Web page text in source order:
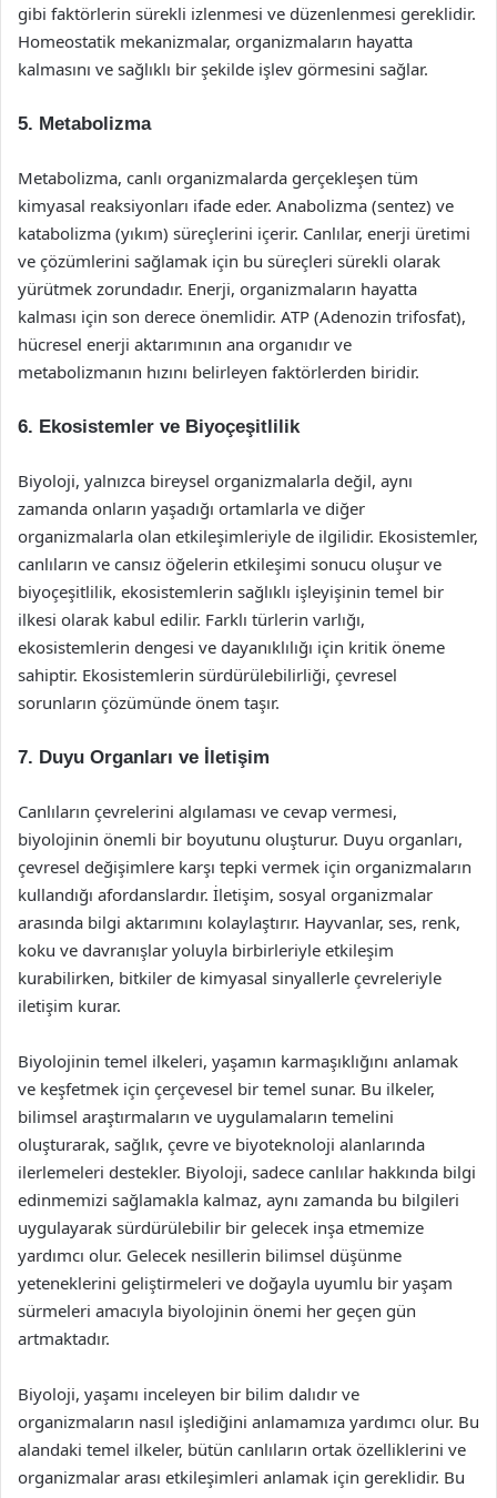
gibi faktörlerin sürekli izlenmesi ve düzenlenmesi gereklidir.
Homeostatik mekanizmalar, organizmaların hayatta
kalmasını ve sağlıklı bir şekilde işlev görmesini sağlar.
5. Metabolizma
Metabolizma, canlı organizmalarda gerçekleşen tüm
kimyasal reaksiyonları ifade eder. Anabolizma (sentez) ve
katabolizma (yıkım) süreçlerini içerir. Canlılar, enerji üretimi
ve çözümlerini sağlamak için bu süreçleri sürekli olarak
yürütmek zorundadır. Enerji, organizmaların hayatta
kalması için son derece önemlidir. ATP (Adenozin trifosfat),
hücresel enerji aktarımının ana organıdır ve
metabolizmanın hızını belirleyen faktörlerden biridir.
6. Ekosistemler ve Biyoçeşitlilik
Biyoloji, yalnızca bireysel organizmalarla değil, aynı
zamanda onların yaşadığı ortamlarla ve diğer
organizmalarla olan etkileşimleriyle de ilgilidir. Ekosistemler,
canlıların ve cansız öğelerin etkileşimi sonucu oluşur ve
biyoçeşitlilik, ekosistemlerin sağlıklı işleyişinin temel bir
ilkesi olarak kabul edilir. Farklı türlerin varlığı,
ekosistemlerin dengesi ve dayanıklılığı için kritik öneme
sahiptir. Ekosistemlerin sürdürülebilirliği, çevresel
sorunların çözümünde önem taşır.
7. Duyu Organları ve İletişim
Canlıların çevrelerini algılaması ve cevap vermesi,
biyolojinin önemli bir boyutunu oluşturur. Duyu organları,
çevresel değişimlere karşı tepki vermek için organizmaların
kullandığı afordanslardır. İletişim, sosyal organizmalar
arasında bilgi aktarımını kolaylaştırır. Hayvanlar, ses, renk,
koku ve davranışlar yoluyla birbirleriyle etkileşim
kurabilirken, bitkiler de kimyasal sinyallerle çevreleriyle
iletişim kurar.
Biyolojinin temel ilkeleri, yaşamın karmaşıklığını anlamak
ve keşfetmek için çerçevesel bir temel sunar. Bu ilkeler,
bilimsel araştırmaların ve uygulamaların temelini
oluşturarak, sağlık, çevre ve biyoteknoloji alanlarında
ilerlemeleri destekler. Biyoloji, sadece canlılar hakkında bilgi
edinmemizi sağlamakla kalmaz, aynı zamanda bu bilgileri
uygulayarak sürdürülebilir bir gelecek inşa etmemize
yardımcı olur. Gelecek nesillerin bilimsel düşünme
yeteneklerini geliştirmeleri ve doğayla uyumlu bir yaşam
sürmeleri amacıyla biyolojinin önemi her geçen gün
artmaktadır.
Biyoloji, yaşamı inceleyen bir bilim dalıdır ve
organizmaların nasıl işlediğini anlamamıza yardımcı olur. Bu
alandaki temel ilkeler, bütün canlıların ortak özelliklerini ve
organizmalar arası etkileşimleri anlamak için gereklidir. Bu